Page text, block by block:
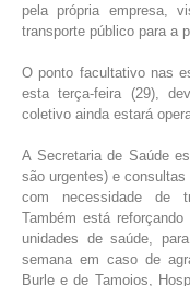
pela própria empresa,
transporte público para a
O ponto facultativo nas
esta terça-feira (29),
coletivo ainda estará
A Secretaria de Saúde
são urgentes) e
com necessidade de
Também está
unidades de saúde,
semana em caso de
Burle e de Tamoios,